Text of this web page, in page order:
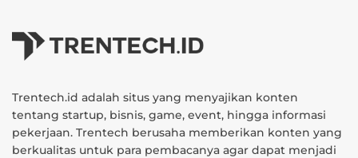
Trentech.id adalah situs yang menyajikan konten
tentang startup, bisnis, game, event, hingga informasi
pekerjaan. Trentech berusaha memberikan konten yang
berkualitas untuk para pembacanya agar dapat menjadi